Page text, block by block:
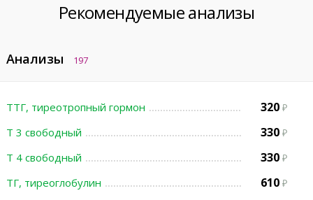
Рекомендуемые анализы
Анализы 197
ТТГ, тиреотропный гормон 320
Т 3 свободный 330
Т 4 свободный 330
ТГ, тиреоглобулин 610